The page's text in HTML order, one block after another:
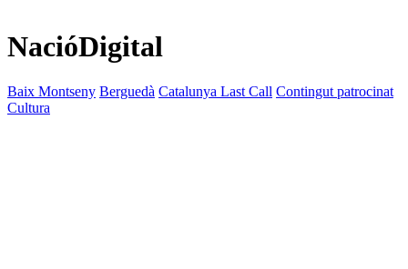
NacióDigital
Baix Montseny Berguedà Catalunya Last Call Contingut patrocinat
Cultura